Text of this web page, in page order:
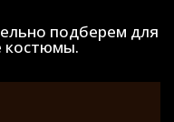
подберем для
костюмы.